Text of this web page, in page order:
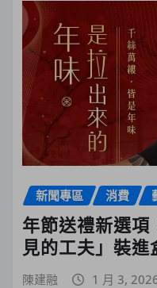
新聞專區 消費
年節送禮新選項
見的工夫」裝進
陳建融 1 月 3,